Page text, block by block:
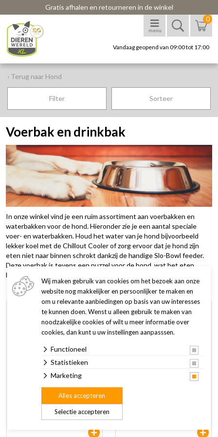
Gratis afhalen en retourneren in de winkel
menu
0
Vandaag geopend van 09:00 tot 17:00
‹ Terug naar Hond
Filter Sorteer
Voerbak en drinkbak
In onze winkel vind je een ruim assortiment aan voerbakken en
waterbakken voor de hond. Hieronder zie je een aantal speciale
voer- en waterbakken. Houd het water van je hond bijvoorbeeld
lekker koel met de Chillout Cooler of zorg ervoor dat je hond zijn
eten niet naar binnen schrokt dankzij de handige Slo-Bowl feeder.
Deze voerbak is tevens een puzzel voor de hond, wat het eten
leuker maakt.
EBI Drinkfontein Manoa
Wit/Grijs 3 ltr
59,95 49,95
Wij maken gebruik van cookies om het bezoek aan onze
website nog makkelijker en persoonlijker te maken en
om u relevante aanbiedingen op basis van uw interesses
te kunnen doen. Wenst u alleen gebruik te maken van
noodzakelijke cookies of wilt u meer informatie over
cookies, dan kunt u uw instellingen aanpasssen.
Functioneel
Statistieken
Marketing
Selectie accepteren
Alles accepteren